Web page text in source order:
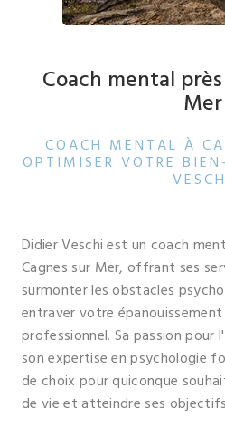
Coach mental
Mer
COACH MENTAL À
OPTIMISER VOTRE
Didier Veschi est un coach
Cagnes sur Mer, offrant ses
surmonter les obstacles
entraver votre
professionnel. Sa passion
son expertise en psychologie
de choix pour quiconque
de vie et atteindre ses